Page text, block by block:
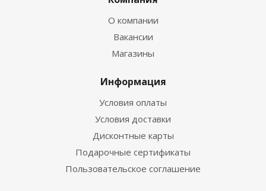
О компании
Вакансии
Магазины
Информация
Условия оплаты
Условия доставки
Дисконтные карты
Подарочные сертификаты
Пользовательское соглашение